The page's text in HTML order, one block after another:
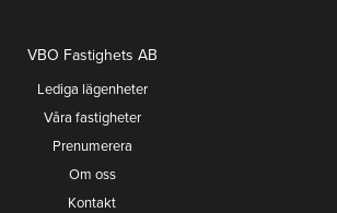
VBO Fastighets AB
Lediga lägenheter
Våra fastigheter
Prenumerera
Om oss
Kontakt